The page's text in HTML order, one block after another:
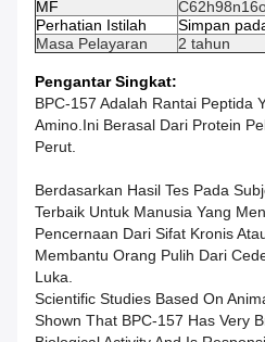
MF
Perhatian Istilah
Simpan
Masa Pelayaran
2 tahun
Pengantar Singkat:
BPC-157 Adalah Rantai Peptida
Amino.Ini Berasal Dari Protein
Perut.
Berdasarkan Hasil Tes Pada
Terbaik Untuk Manusia Yang
Pencernaan Dari Sifat Kronis
Membantu Orang Pulih Dari
Luka.
Scientific Studies Based On
Shown That BPC-157 Has Very